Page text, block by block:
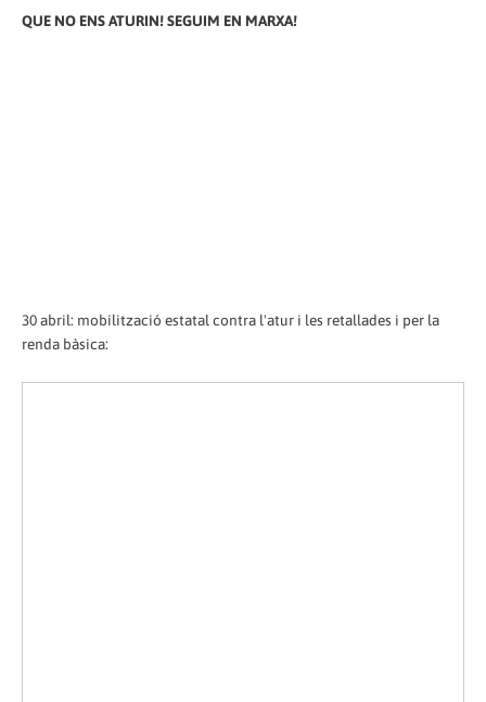
QUE NO ENS ATURIN! SEGUIM EN MARXA!
30 abril: mobilització estatal contra l'atur i les retallades i per la
renda bàsica: